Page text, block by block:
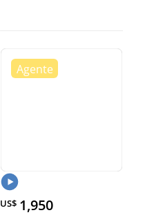
US$ 1,950